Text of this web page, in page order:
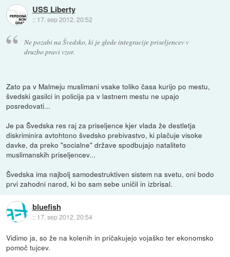
USS Liberty
:: 17. sep 2012, 20:52
Ne pozabi na Švedsko, ki je glede integracije priseljencev v
druzbo pravi vzor.
Zato pa v Malmeju muslimani vsake toliko časa kurijo po mestu,
švedski gasilci in policija pa v lastnem mestu ne upajo
posredovati...
Je pa Švedska res raj za priseljence kjer vlada že destletja
diskriminira avtohtono švedsko prebivastvo, ki plačuje visoke
davke, da preko "socialne" države spodbujajo nataliteto
muslimanskih priseljencev...
Švedska ima najbolj samodestruktiven sistem na svetu, oni bodo
prvi zahodni narod, ki bo sam sebe uničil in izbrisal.
bluefish
:: 17. sep 2012, 20:54
Vidimo ja, so že na kolenih in pričakujejo vojaško ter ekonomsko
pomoč tujcev.